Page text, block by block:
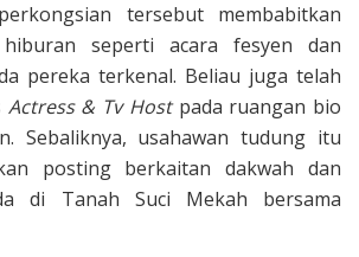
tersebut membabitkan
seperti acara fesyen dan
pereka terkenal. Beliau juga telah
Actress & Tv Hostpada ruangan bio
Sebaliknya, usahawan tudung itu
posting berkaitan dakwah dan
di Tanah Suci Mekah bersama